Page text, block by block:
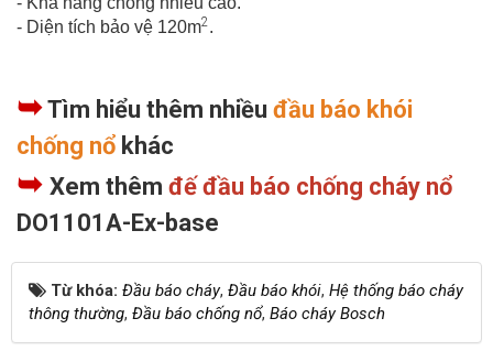
- Diện tích bảo vệ 120m2.
➥Tìm hiểu thêm nhiều đầu báo khói
chống nổ khác
➥ Xem thêm đế đầu báo chống cháy nổ
DO1101A-Ex-base
Từ khóa: Đầu báo cháy, Đầu báo khói, Hệ thống báo cháy
thông thường, Đầu báo chống nổ, Báo cháy Bosch